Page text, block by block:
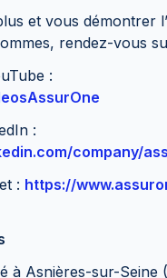
et vous démontrer
rendez-vous
:
:
company/
: https://
à Asnières-sur-Seine